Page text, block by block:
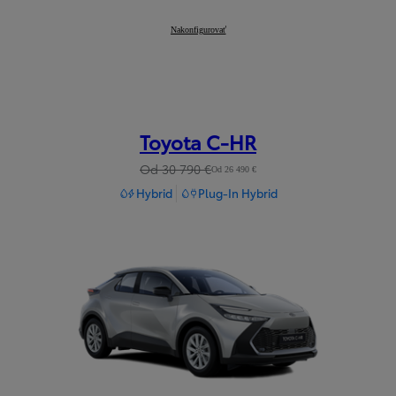
Corolla Touring Sports
Nakonfigurovať
Toyota C-HR
Od 30 790 €Od 26 490 €
Hybrid Plug-In Hybrid